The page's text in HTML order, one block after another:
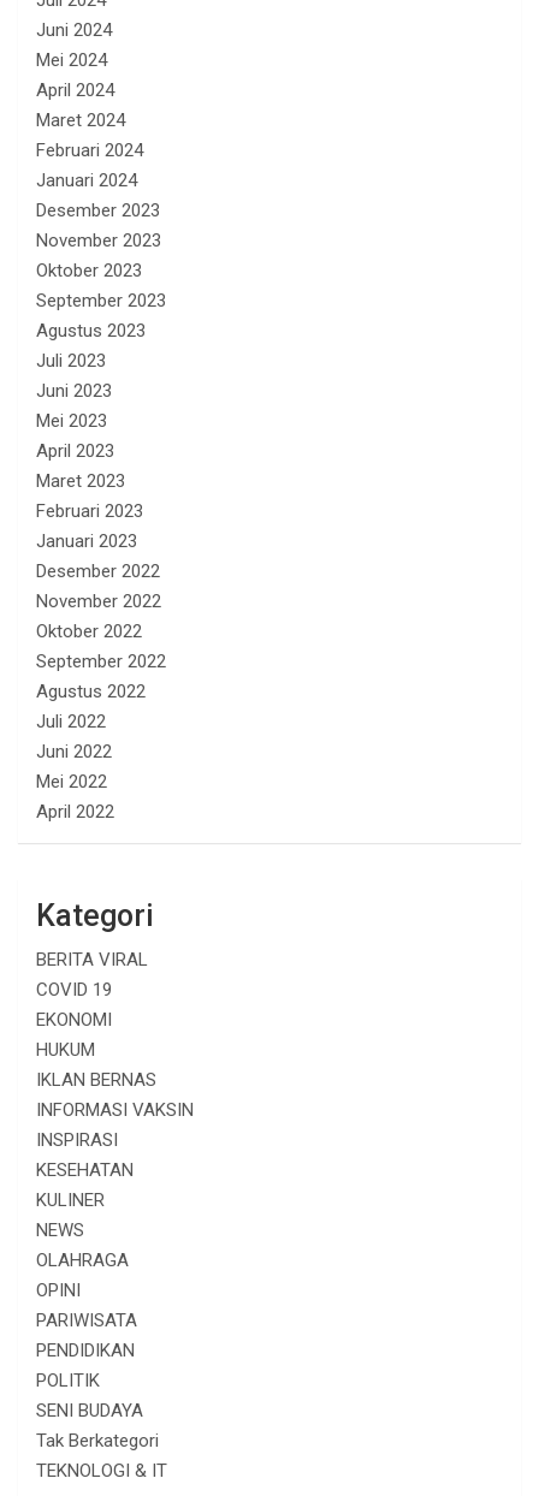
Juni 2024
Mei 2024
April 2024
Maret 2024
Februari 2024
Januari 2024
Desember 2023
November 2023
Oktober 2023
September 2023
Agustus 2023
Juli 2023
Juni 2023
Mei 2023
April 2023
Maret 2023
Februari 2023
Januari 2023
Desember 2022
November 2022
Oktober 2022
September 2022
Agustus 2022
Juli 2022
Juni 2022
Mei 2022
April 2022
Kategori
BERITA VIRAL
COVID 19
EKONOMI
HUKUM
IKLAN BERNAS
INFORMASI VAKSIN
INSPIRASI
KESEHATAN
KULINER
NEWS
OLAHRAGA
OPINI
PARIWISATA
PENDIDIKAN
POLITIK
SENI BUDAYA
Tak Berkategori
TEKNOLOGI & IT